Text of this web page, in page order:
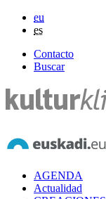
eu
es
Contacto
Buscar
AGENDA
Actualidad